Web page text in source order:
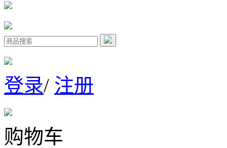
登录/ 注册
购物车